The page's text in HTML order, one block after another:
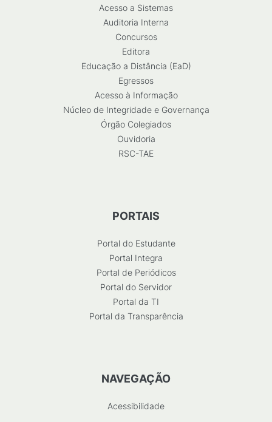
Acesso a Sistemas
Auditoria Interna
Concursos
Editora
Educação a Distância (EaD)
Egressos
Acesso à Informação
Núcleo de Integridade e Governança
Órgão Colegiados
Ouvidoria
RSC-TAE
PORTAIS
Portal do Estudante
Portal Integra
Portal de Periódicos
Portal do Servidor
Portal da TI
Portal da Transparência
NAVEGAÇÃO
Acessibilidade